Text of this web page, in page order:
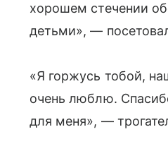
хорошем стечении
детьми», —
«Я горжусь тобой,
очень люблю.
для меня», —